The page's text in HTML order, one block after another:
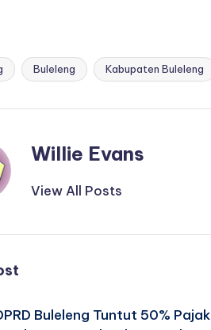
Buleleng Kabupaten Buleleng
Willie Evans
View All Posts
Buleleng Tuntut 50% Pajak